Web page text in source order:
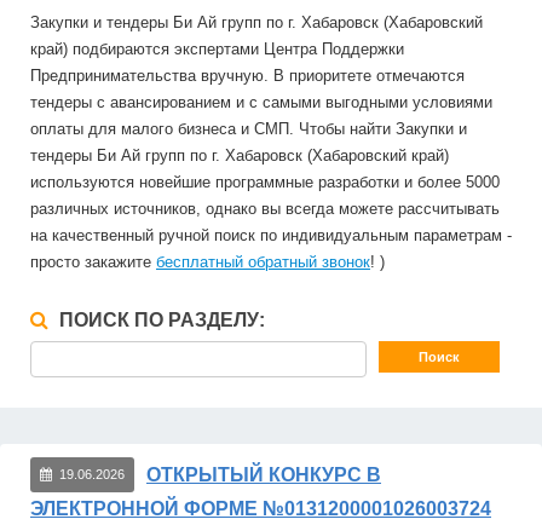
Закупки и тендеры Би Ай групп по г. Хабаровск (Хабаровский
край) подбираются экспертами Центра Поддержки
Предпринимательства вручную. В приоритете отмечаются
тендеры с авансированием и с самыми выгодными условиями
оплаты для малого бизнеса и СМП. Чтобы найти Закупки и
тендеры Би Ай групп по г. Хабаровск (Хабаровский край)
используются новейшие программные разработки и более 5000
различных источников, однако вы всегда можете рассчитывать
на качественный ручной поиск по индивидуальным параметрам -
просто закажите бесплатный обратный звонок! )
ПОИСК ПО РАЗДЕЛУ:
19.06.2026
ОТКРЫТЫЙ КОНКУРС В
ЭЛЕКТРОННОЙ ФОРМЕ №0131200001026003724